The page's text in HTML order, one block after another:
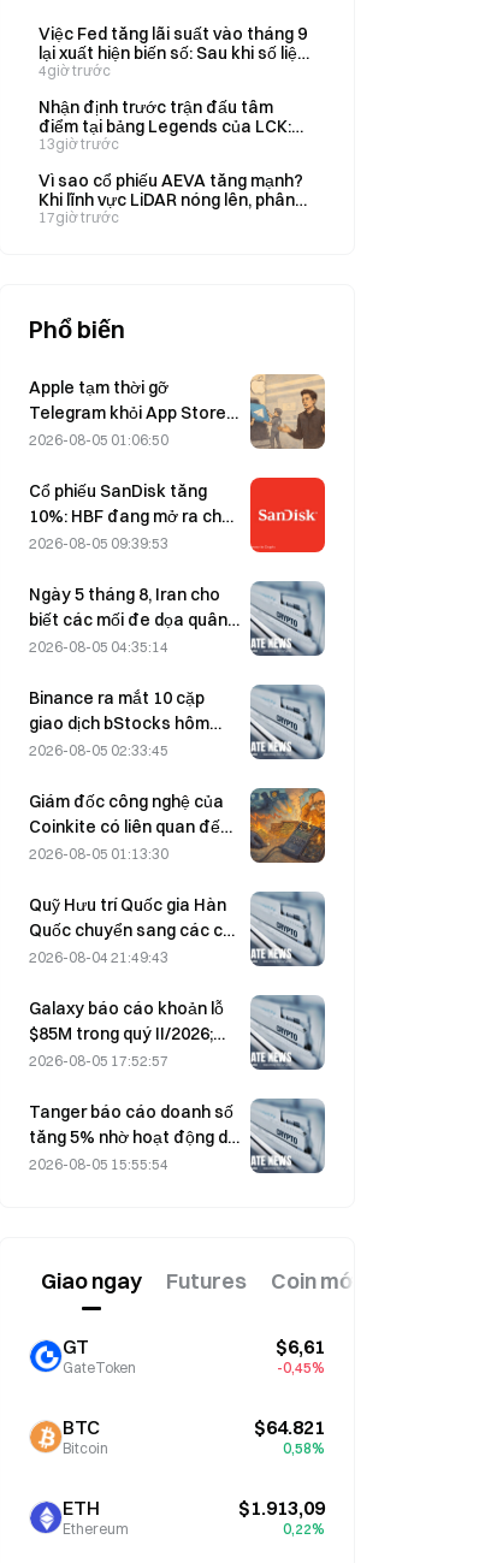
Việc Fed tăng lãi suất vào tháng 9
lại xuất hiện biến số: Sau khi số liệu
việc làm phi nông nghiệp tháng 7
sẽ định giá lại như thế nào?
4giờ trước
Nhận định trước trận đấu tâm
điểm tại bảng Legends của LCK:
KT đối đầu GEN — thị trường dự
thắng của hai đội lần lượt ở mức
32% và 69% như thế nào?
13giờ trước
Vì sao cổ phiếu AEVA tăng mạnh?
Khi lĩnh vực LiDAR nóng lên, phân
tích toàn diện mô hình kinh doanh
17giờ trước
Phổ biến
Apple tạm thời gỡ
Telegram khỏi App Store
vì CSAM; Durov bác bỏ cáo
đã hứng chịu “một cuộc
tấn công an ninh”.
2026-08-05 01:06:50
Cổ phiếu SanDisk tăng
10%: HBF đang mở ra chu
kỳ tăng trưởng mới cho
nào, và liệu báo cáo tài
chính có thể xác thực luận
điểm tăng trưởng này?
2026-08-05 09:39:53
Ngày 5 tháng 8, Iran cho
biết các mối đe dọa quân
sự của Mỹ đã khiến thỏa
Hormuz bị trì hoãn.
2026-08-05 04:35:14
Binance ra mắt 10 cặp
giao dịch bStocks hôm
nay lúc 20:00 (UTC+8),
2026-08-05 02:33:45
Giám đốc công nghệ của
Coinkite có liên quan đến
sự cố khai thác lỗ hổng
tấn công gây thiệt hại 114
triệu USD
2026-08-05 01:13:30
Quỹ Hưu trí Quốc gia Hàn
Quốc chuyển sang các cổ
phiếu phòng thủ vào ngày
trường biến động
2026-08-04 21:49:43
Galaxy báo cáo khoản lỗ
$85M trong quý II/2026;
doanh thu thấp hơn dự
phiếu giảm 7,23%
2026-08-05 17:52:57
Tanger báo cáo doanh số
tăng 5% nhờ hoạt động du
lịch mùa World Cup trong
2026-08-05 15:55:54
Giao ngay Futures Coin mới
GT
GateToken
$6,61
-0,45%
BTC
Bitcoin
$64.821
0,58%
ETH
Ethereum
$1.913,09
0,22%